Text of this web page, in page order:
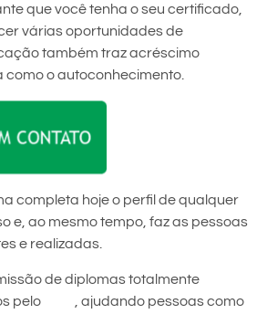
que você tenha o seu certificado,
várias oportunidades de
também traz acréscimo
o autoconhecimento.
completa hoje o perfil de qualquer
e, ao mesmo tempo, faz as pessoas
e realizadas.
de diplomas totalmente
pelo
, ajudando pessoas como